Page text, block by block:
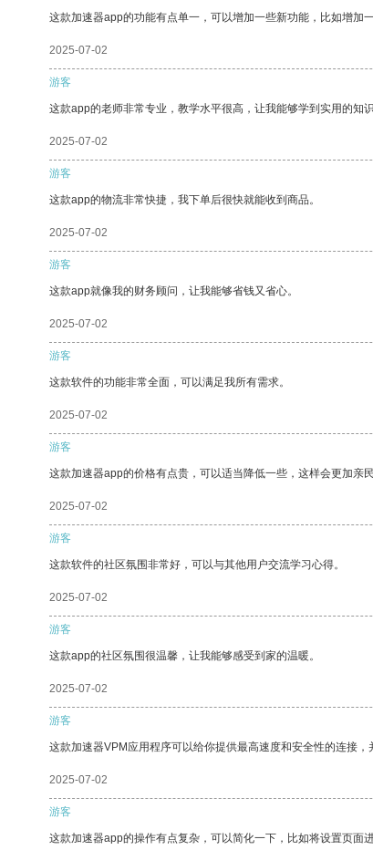
这款加速器app的功能有点单一，可以增加一些新功能，比如增加
2025-07-02
游客
这款app的老师非常专业，教学水平很高，让我能够学到实用的知识
2025-07-02
游客
这款app的物流非常快捷，我下单后很快就能收到商品。
2025-07-02
游客
这款app就像我的财务顾问，让我能够省钱又省心。
2025-07-02
游客
这款软件的功能非常全面，可以满足我所有需求。
2025-07-02
游客
这款加速器app的价格有点贵，可以适当降低一些，这样会更加亲民
2025-07-02
游客
这款软件的社区氛围非常好，可以与其他用户交流学习心得。
2025-07-02
游客
这款app的社区氛围很温馨，让我能够感受到家的温暖。
2025-07-02
游客
这款加速器VPM应用程序可以给你提供最高速度和安全性的连接，
2025-07-02
游客
这款加速器app的操作有点复杂，可以简化一下，比如将设置页面进